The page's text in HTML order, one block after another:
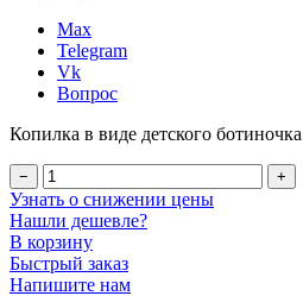
Max
Telegram
Vk
Вопрос
Копилка в виде детского
− +
Узнать о снижении цены
Нашли дешевле?
В корзину
Быстрый заказ
Напишите нам